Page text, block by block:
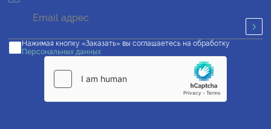
Нажимая кнопку «Заказать» вы соглашаетесь на обработку
Персональных данных